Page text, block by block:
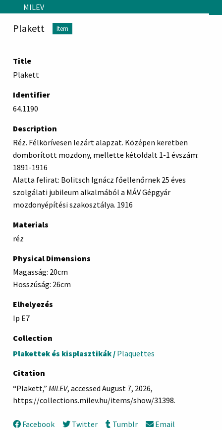
Skip to main content
MILEV
Plakett Item
Title
Plakett
Identifier
64.1190
Description
Réz. Félkörívesen lezárt alapzat. Középen keretben
domborított mozdony, mellette kétoldalt 1-1 évszám:
1891-1916
Alatta felirat: Bolitsch Ignácz főellenőrnek 25 éves
szolgálati jubileum alkalmából a MÁV Gépgyár
mozdonyépítési szakosztálya. 1916
Materials
réz
Physical Dimensions
Magasság: 20cm
Hosszúság: 26cm
Elhelyezés
Ip E7
Collection
Plakettek és kisplasztikák / Plaquettes
Citation
“Plakett,” MILEV, accessed August 7, 2026,
https://collections.milev.hu/items/show/31398.
Facebook Twitter Tumblr Email